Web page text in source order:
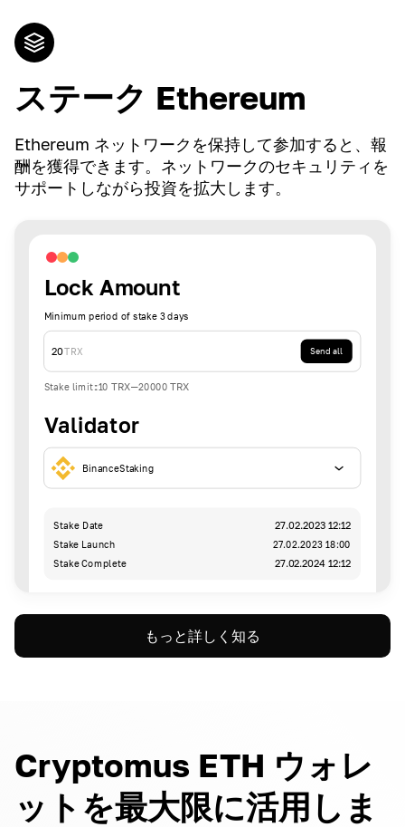
ステーク Ethereum
Ethereum ネットワークを保持して参加すると、報
酬を獲得できます。ネットワークのセキュリティを
サポートしながら投資を拡大します。
Lock Amount
Minimum period of stake 3 days
20TRX Send all
Stake limit:10 TRX-20000 TRX
Validator
BinanceStaking
Stake Date 27.02.2023 12:12
Stake Launch
27.02.2023 18:00
Stake Complete
27.02.2024 12:12
もっと詳しく知る
Cryptomus ETH ウォレ
ットを最大限に活用しま